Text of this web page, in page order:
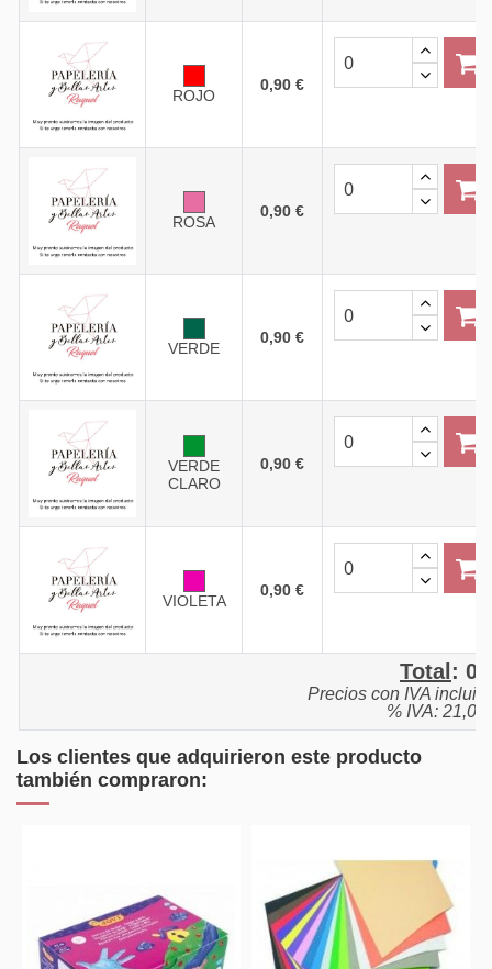
ROJO
0,90 €
ROSA
0,90 €
VERDE
0,90 €
VERDE
CLARO
0,90 €
VIOLETA
0,90 €
Total :
Precios con IVA
% IVA:
Los clientes que adquirieron este producto
también compraron: